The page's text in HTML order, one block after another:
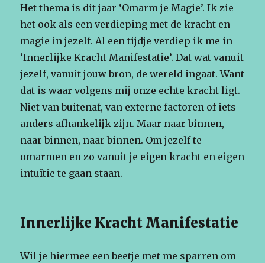
Het thema is dit jaar ‘Omarm je Magie’. Ik zie
het ook als een verdieping met de kracht en
magie in jezelf. Al een tijdje verdiep ik me in
‘Innerlijke Kracht Manifestatie’. Dat wat vanuit
jezelf, vanuit jouw bron, de wereld ingaat. Want
dat is waar volgens mij onze echte kracht ligt.
Niet van buitenaf, van externe factoren of iets
anders afhankelijk zijn. Maar naar binnen,
naar binnen, naar binnen. Om jezelf te
omarmen en zo vanuit je eigen kracht en eigen
intuïtie te gaan staan.
Innerlijke Kracht Manifestatie
Wil je hiermee een beetje met me sparren om